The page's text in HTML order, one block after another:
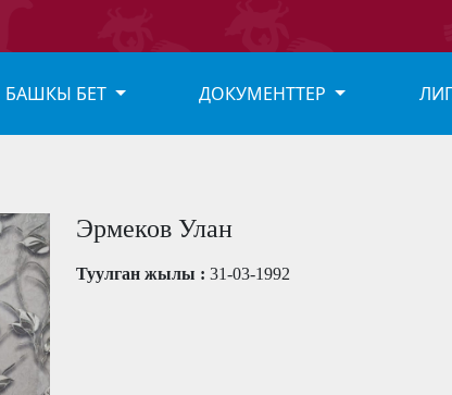
БАШКЫ БЕТ ДОКУМЕНТТЕР
Эрмеков Улан
Туулган жылы : 31-03-1992